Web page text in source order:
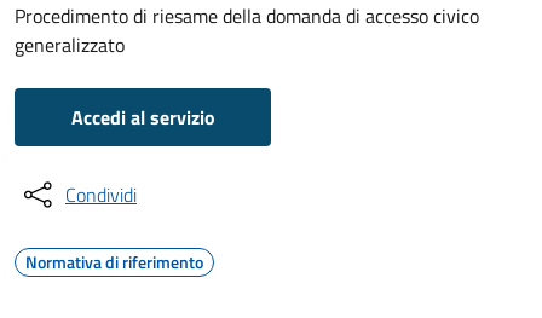
Procedimento di riesame della domanda di accesso civico
generalizzato
Accedi al servizio
Condividi
Normativa di riferimento